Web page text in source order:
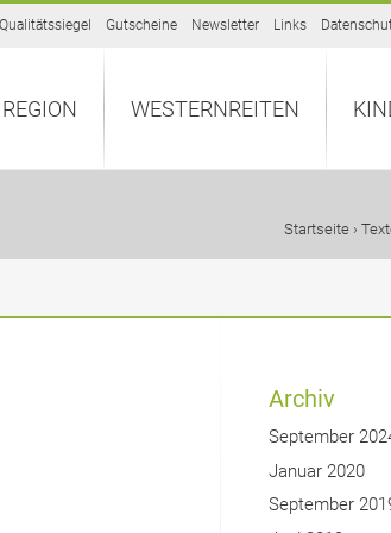
Qualitätssiegel Gutscheine Newsletter Links
REGION WESTERNREITEN
Startseite ›
Archiv
September
Januar 2020
September